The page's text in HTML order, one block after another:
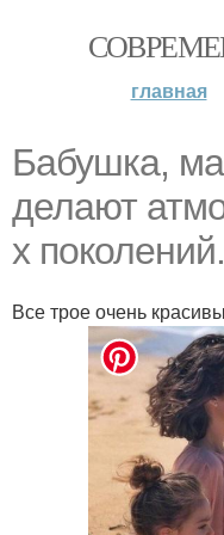
главная
Бабушка,
делают
х поколений.
Все трое очень